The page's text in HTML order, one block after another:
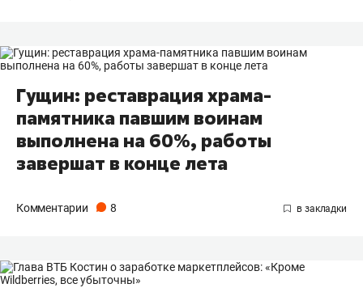
Гущин: реставрация храма-
памятника павшим воинам
выполнена на 60%, работы
завершат в конце лета
Комментарии 8